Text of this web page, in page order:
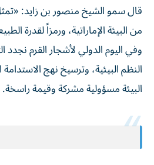
قال سمو الشيخ منصور بن زايد:
من البيئة الإماراتية، ورمزاً لقدرة
وفي اليوم الدولي لأشجار القرم نجدد
النظم البيئية، وترسيخ نهج
البيئة مسؤولية مشركة وقيمة راسخة.